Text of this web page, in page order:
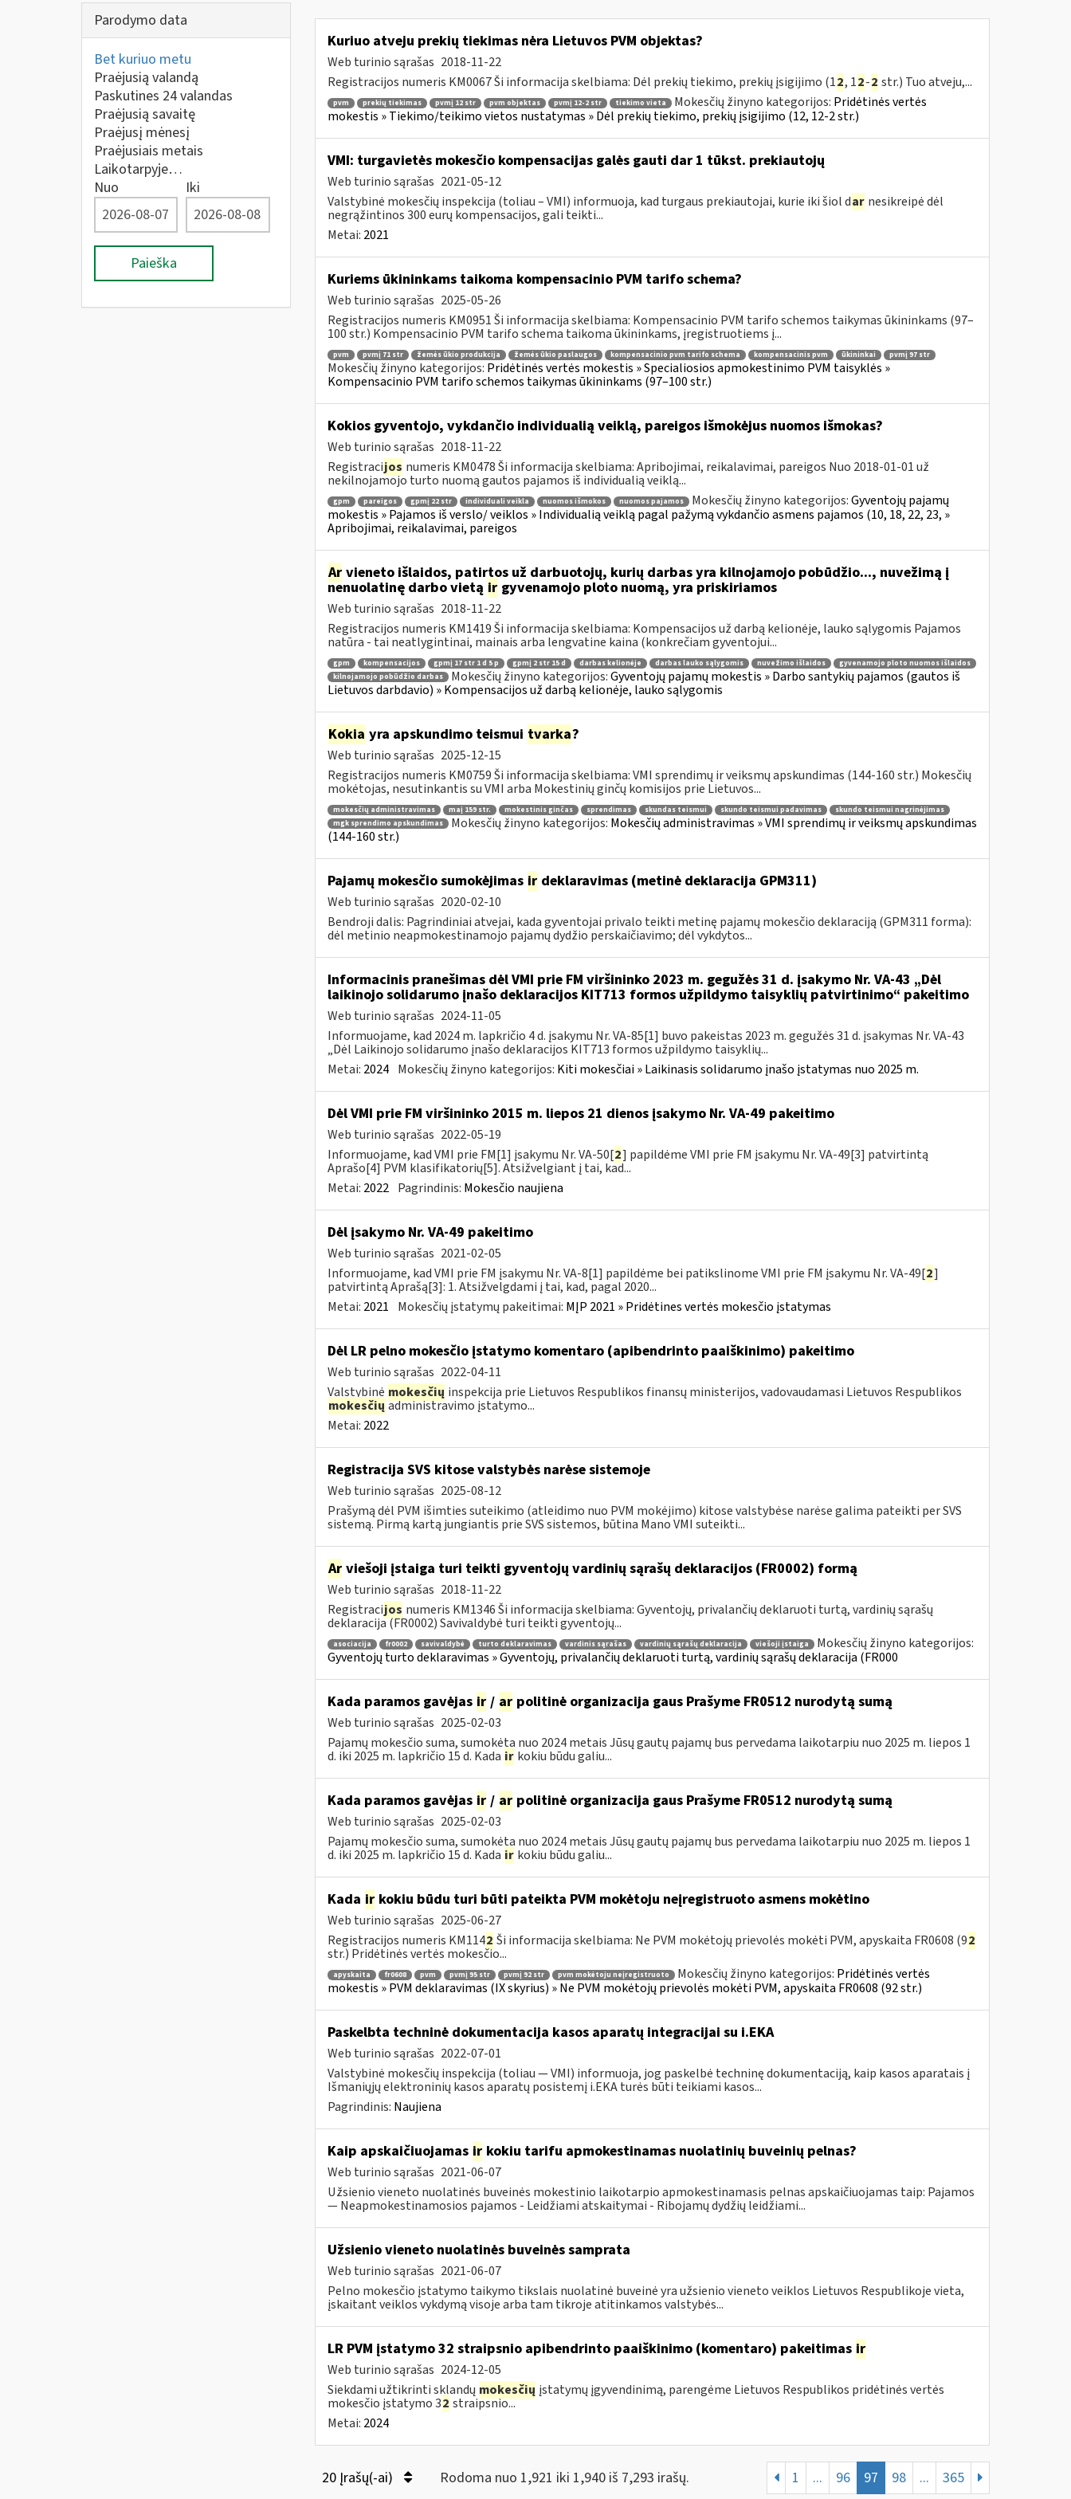
Parodymo data
Bet kuriuo metu
Praėjusią valandą
Paskutines 24 valandas
Praėjusią savaitę
Praėjusį mėnesį
Praėjusiais metais
Laikotarpyje…
Nuo
Iki
Paieška
Kuriuo atveju prekių tiekimas nėra Lietuvos PVM objektas?
Web turinio sąrašas 2018-11-22
Registracijos numeris KM0067 Ši informacija skelbiama: Dėl prekių tiekimo, prekių įsigijimo (12, 12-2 str.) Tuo atveju,...
pvm prekių tiekimas pvmį 12 str pvm objektas pvmį 12-2 str tiekimo vieta Mokesčių žinyno kategorijos: Pridėtinės vertės
mokestis » Tiekimo/teikimo vietos nustatymas » Dėl prekių tiekimo, prekių įsigijimo (12, 12-2 str.)
VMI: turgavietės mokesčio kompensacijas galės gauti dar 1 tūkst. prekiautojų
Web turinio sąrašas 2021-05-12
Valstybinė mokesčių inspekcija (toliau – VMI) informuoja, kad turgaus prekiautojai, kurie iki šiol dar nesikreipė dėl
negrąžintinos 300 eurų kompensacijos, gali teikti...
Metai: 2021
Kuriems ūkininkams taikoma kompensacinio PVM tarifo schema?
Web turinio sąrašas 2025-05-26
Registracijos numeris KM0951 Ši informacija skelbiama: Kompensacinio PVM tarifo schemos taikymas ūkininkams (97–
100 str.) Kompensacinio PVM tarifo schema taikoma ūkininkams, įregistruotiems į...
pvm pvmį 71 str žemės ūkio produkcija žemės ūkio paslaugos kompensacinio pvm tarifo schema kompensacinis pvm ūkininkai pvmį 97 str
Mokesčių žinyno kategorijos: Pridėtinės vertės mokestis » Specialiosios apmokestinimo PVM taisyklės »
Kompensacinio PVM tarifo schemos taikymas ūkininkams (97–100 str.)
Kokios gyventojo, vykdančio individualią veiklą, pareigos išmokėjus nuomos išmokas?
Web turinio sąrašas 2018-11-22
Registracijos numeris KM0478 Ši informacija skelbiama: Apribojimai, reikalavimai, pareigos Nuo 2018-01-01 už
nekilnojamojo turto nuomą gautos pajamos iš individualią veiklą...
gpm pareigos gpmį 22 str individuali veikla nuomos išmokos nuomos pajamos Mokesčių žinyno kategorijos:Gyventojų pajamų
mokestis » Pajamos iš verslo/ veiklos » Individualią veiklą pagal pažymą vykdančio asmens pajamos (10, 18, 22, 23, »
Apribojimai, reikalavimai, pareigos
Arvieneto išlaidos, patirtos už darbuotojų, kurių darbas yra kilnojamojo pobūdžio..., nuvežimą į
nenuolatinę darbo vietą irgyvenamojo ploto nuomą, yra priskiriamos
Web turinio sąrašas 2018-11-22
Registracijos numeris KM1419 Ši informacija skelbiama: Kompensacijos už darbą kelionėje, lauko sąlygomis Pajamos
natūra - tai neatlygintinai, mainais arba lengvatine kaina (konkrečiam gyventojui...
gpm kompensacijos gpmį 17 str 1 d 5 p gpmį 2 str 15 d darbas kelionėje darbas lauko sąlygomis nuvežimo išlaidos
gyvenamojo ploto nuomos išlaidos
kilnojamojo pobūdžio darbas
Mokesčių žinyno kategorijos:Gyventojų pajamų mokestis » Darbo santykių pajamos (gautos iš
Lietuvos darbdavio) » Kompensacijos už darbą kelionėje, lauko sąlygomis
Kokia yra apskundimo teismui tvarka?
Web turinio sąrašas 2025-12-15
Registracijos numeris KM0759 Ši informacija skelbiama: VMI sprendimų ir veiksmų apskundimas (144-160 str.) Mokesčių
mokėtojas, nesutinkantis su VMI arba Mokestinių ginčų komisijos prie Lietuvos...
mokesčių administravimas maį 159 str. mokestinis ginčas sprendimas skundas teismui skundo teismui padavimas
skundo teismui nagrinėjimas
mgk sprendimo apskundimas
Mokesčių žinyno kategorijos: Mokesčių administravimas » VMI sprendimų ir veiksmų apskundimas
(144-160 str.)
Pajamų mokesčio sumokėjimas irdeklaravimas (metinė deklaracija GPM311)
Web turinio sąrašas 2020-02-10
Bendroji dalis: Pagrindiniai atvejai, kada gyventojai privalo teikti metinę pajamų mokesčio deklaraciją (GPM311 forma):
dėl metinio neapmokestinamojo pajamų dydžio perskaičiavimo; dėl vykdytos...
Informacinis pranešimas dėl VMI prie FM viršininko 2023 m. gegužės 31 d. įsakymo Nr. VA-43 „Dėl
laikinojo solidarumo įnašo deklaracijos KIT713 formos užpildymo taisyklių patvirtinimo“ pakeitimo
Web turinio sąrašas 2024-11-05
Informuojame, kad 2024 m. lapkričio 4 d. įsakymu Nr. VA-85[1] buvo pakeistas 2023 m. gegužės 31 d. įsakymas Nr. VA-43
„Dėl Laikinojo solidarumo įnašo deklaracijos KIT713 formos užpildymo taisyklių...
Metai: 2024 Mokesčių žinyno kategorijos: Kiti mokesčiai » Laikinasis solidarumo įnašo įstatymas nuo 2025 m.
Dėl VMI prie FM viršininko 2015 m. liepos 21 dienos įsakymo Nr. VA-49 pakeitimo
Web turinio sąrašas 2022-05-19
Informuojame, kad VMI prie FM[1] įsakymu Nr. VA-50[2] papildėme VMI prie FM įsakymu Nr. VA-49[3] patvirtintą
Aprašo[4] PVM klasifikatorių[5]. Atsižvelgiant į tai, kad...
Metai: 2022 Pagrindinis: Mokesčio naujiena
Dėl įsakymo Nr. VA-49 pakeitimo
Web turinio sąrašas 2021-02-05
Informuojame, kad VMI prie FM įsakymu Nr. VA-8[1] papildėme bei patikslinome VMI prie FM įsakymu Nr. VA-49[2]
patvirtintą Aprašą[3]: 1. Atsižvelgdami į tai, kad, pagal 2020...
Metai: 2021 Mokesčių įstatymų pakeitimai: MĮP 2021 » Pridėtines vertės mokesčio įstatymas
Dėl LR pelno mokesčio įstatymo komentaro (apibendrinto paaiškinimo) pakeitimo
Web turinio sąrašas 2022-04-11
Valstybinė mokesčių inspekcija prie Lietuvos Respublikos finansų ministerijos, vadovaudamasi Lietuvos Respublikos
mokesčių administravimo įstatymo...
Metai: 2022
Registracija SVS kitose valstybės narėse sistemoje
Web turinio sąrašas 2025-08-12
Prašymą dėl PVM išimties suteikimo (atleidimo nuo PVM mokėjimo) kitose valstybėse narėse galima pateikti per SVS
sistemą. Pirmą kartą jungiantis prie SVS sistemos, būtina Mano VMI suteikti...
Arviešoji įstaiga turi teikti gyventojų vardinių sąrašų deklaracijos (FR0002) formą
Web turinio sąrašas 2018-11-22
Registracijos numeris KM1346 Ši informacija skelbiama: Gyventojų, privalančių deklaruoti turtą, vardinių sąrašų
deklaracija (FR0002) Savivaldybė turi teikti gyventojų...
asociacija fr0002 savivaldybė turto deklaravimas vardinis sąrašas vardinių sąrašų deklaracija viešoji įstaiga
Mokesčių žinyno kategorijos:
Gyventojų turto deklaravimas » Gyventojų, privalančių deklaruoti turtą, vardinių sąrašų deklaracija (FR000
Kada paramos gavėjas ir/ arpolitinė organizacija gaus Prašyme FR0512 nurodytą sumą
Web turinio sąrašas 2025-02-03
Pajamų mokesčio suma, sumokėta nuo 2024 metais Jūsų gautų pajamų bus pervedama laikotarpiu nuo 2025 m. liepos 1
d. iki 2025 m. lapkričio 15 d. Kada ir kokiu būdu galiu...
Kada paramos gavėjas ir/ arpolitinė organizacija gaus Prašyme FR0512 nurodytą sumą
Web turinio sąrašas 2025-02-03
Pajamų mokesčio suma, sumokėta nuo 2024 metais Jūsų gautų pajamų bus pervedama laikotarpiu nuo 2025 m. liepos 1
d. iki 2025 m. lapkričio 15 d. Kada ir kokiu būdu galiu...
Kada irkokiu būdu turi būti pateikta PVM mokėtoju neįregistruoto asmens mokėtino
Web turinio sąrašas 2025-06-27
Registracijos numeris KM1142 Ši informacija skelbiama: Ne PVM mokėtojų prievolės mokėti PVM, apyskaita FR0608 (92
str.) Pridėtinės vertės mokesčio...
apyskaita fr0608 pvm pvmį 95 str pvmį 92 str pvm mokėtoju neįregistruoto Mokesčių žinyno kategorijos: Pridėtinės vertės
mokestis » PVM deklaravimas (IX skyrius) » Ne PVM mokėtojų prievolės mokėti PVM, apyskaita FR0608 (92 str.)
Paskelbta techninė dokumentacija kasos aparatų integracijai su i.EKA
Web turinio sąrašas 2022-07-01
Valstybinė mokesčių inspekcija (toliau — VMI) informuoja, jog paskelbė techninę dokumentaciją, kaip kasos aparatais į
Išmaniųjų elektroninių kasos aparatų posistemį i.EKA turės būti teikiami kasos...
Pagrindinis: Naujiena
Kaip apskaičiuojamas irkokiu tarifu apmokestinamas nuolatinių buveinių pelnas?
Web turinio sąrašas 2021-06-07
Užsienio vieneto nuolatinės buveinės mokestinio laikotarpio apmokestinamasis pelnas apskaičiuojamas taip: Pajamos
— Neapmokestinamosios pajamos - Leidžiami atskaitymai - Ribojamų dydžių leidžiami...
Užsienio vieneto nuolatinės buveinės samprata
Web turinio sąrašas 2021-06-07
Pelno mokesčio įstatymo taikymo tikslais nuolatinė buveinė yra užsienio vieneto veiklos Lietuvos Respublikoje vieta,
įskaitant veiklos vykdymą visoje arba tam tikroje atitinkamos valstybės...
LR PVM įstatymo 32 straipsnio apibendrinto paaiškinimo (komentaro) pakeitimas ir
Web turinio sąrašas 2024-12-05
Siekdami užtikrinti sklandų mokesčių įstatymų įgyvendinimą, parengėme Lietuvos Respublikos pridėtinės vertės
mokesčio įstatymo 32 straipsnio...
Metai: 2024
20 Įrašų(-ai) Rodoma nuo 1,921 iki 1,940 iš 7,293 irašų. 1 ... 96 97 98 ... 365